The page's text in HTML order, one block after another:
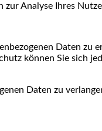
Analyse Ihres
Daten zu
können Sie sich
Daten zu